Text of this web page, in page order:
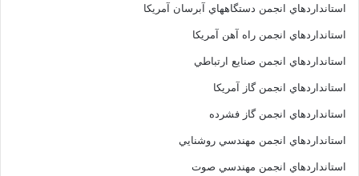
استانداردهاي انجمن دستگاههاي آبرسان آمريکا
استانداردهاي انجمن راه آهن آمريکا
استانداردهاي انجمن صنايع ارتباطي
استانداردهاي انجمن گاز آمريکا
استانداردهاي انجمن گاز فشرده
استانداردهاي انجمن مهندسي روشنايي
استانداردهاي انجمن مهندسي صوت